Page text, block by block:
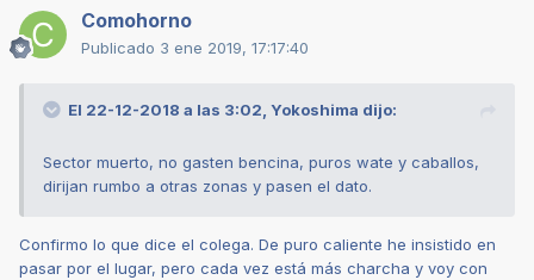
Comohorno
Publicado 3 ene 2019, 17:17:40
El 22-12-2018 a las 3:02, Yokoshima dijo:
Sector muerto, no gasten bencina, puros wate y caballos,
dirijan rumbo a otras zonas y pasen el dato.
Confirmo lo que dice el colega. De puro caliente he insistido en
pasar por el lugar, pero cada vez está más charcha y voy con